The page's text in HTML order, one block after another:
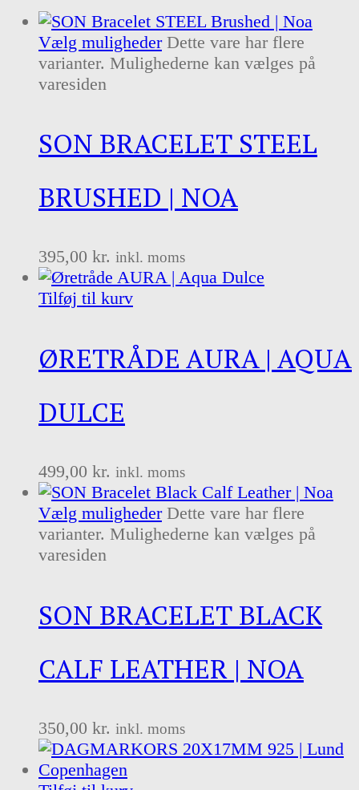
Vælg muligheder Dette vare har flere
varianter. Mulighederne kan vælges på
varesiden
SON BRACELET STEEL
BRUSHED | NOA
395,00 kr. inkl. moms
Tilføj til kurv
ØRETRÅDE AURA | AQUA
DULCE
499,00 kr. inkl. moms
Vælg muligheder Dette vare har flere
varianter. Mulighederne kan vælges på
varesiden
SON BRACELET BLACK
CALF LEATHER | NOA
350,00 kr. inkl. moms